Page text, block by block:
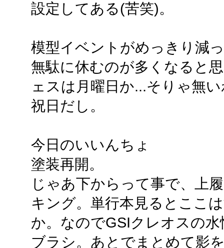
設定してある(苦笑)。
模型イベントがめっきり減
無駄に休むのが多くなると
ェスは月曜日か...そりゃ無
祝日だし。
今日のいいんちょ
塗装再開。
じゃあ下からって事で、上
キング。単行本見るとここ
か。なのでGSIクレオスの
ブラシ。あとでまとめて影